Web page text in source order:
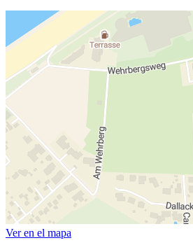
Ver en el mapa